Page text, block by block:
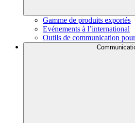
Gamme de produits exportés
Evénements à l’international
Outils de communication